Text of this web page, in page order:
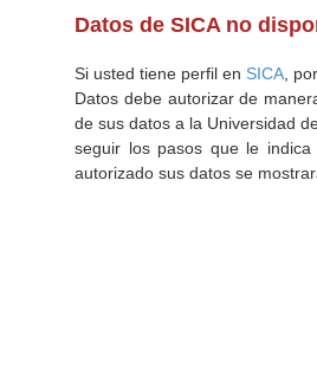
Datos de SICA no
Si usted tiene perfil en SICA ,
Datos debe autorizar de
de sus datos a la Universidad
seguir los pasos que le indica
autorizado sus datos se